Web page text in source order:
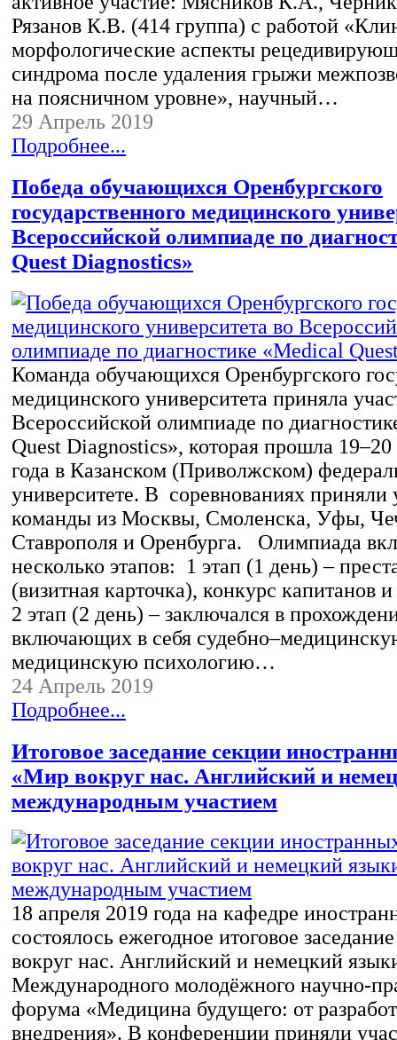
Рязанов К.В. (414 группа) с работой
морфологические аспекты
синдрома после удаления грыжи
на поясничном уровне», научный…
29 Апрель 2019
Подробнее...
Победа обучающихся Оренбургского
государственного медицинского
Всероссийской олимпиаде по
Quest Diagnostics»
Команда обучающихся Оренбургского
медицинского университета приняла
Всероссийской олимпиаде по
Quest Diagnostics», которая прошла 19–20
года в Казанском (Приволжском)
университете. В соревнованиях
команды из Москвы, Смоленска, Уфы,
Ставрополя и Оренбурга. Олимпиада
несколько этапов: 1 этап (1 день) –
(визитная карточка), конкурс капитанов
2 этап (2 день) – заключался в
включающих в себя
медицинскую психологию…
24 Апрель 2019
Подробнее...
Итоговое заседание секции
«Мир вокруг нас. Английский и
международным участием
18 апреля 2019 года на кафедре
состоялось ежегодное итоговое
вокруг нас. Английский и немецкий
Международного молодёжного научно-
форума «Медицина будущего: от
внедрения». В конференции приняли